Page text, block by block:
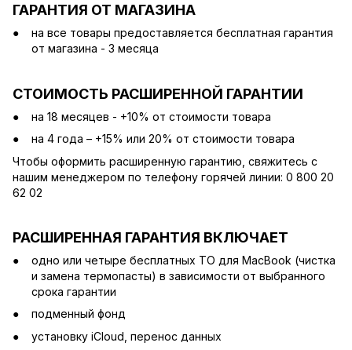
ГАРАНТИЯ ОТ МАГАЗИНА
на все товары предоставляется бесплатная гарантия
от магазина - 3 месяца
СТОИМОСТЬ РАСШИРЕННОЙ ГАРАНТИИ
на 18 месяцев - +10% от стоимости товара
на 4 года – +15% или 20% от стоимости товара
Чтобы оформить расширенную гарантию, свяжитесь с
нашим менеджером по телефону горячей линии: 0 800 20
62 02
РАСШИРЕННАЯ ГАРАНТИЯ ВКЛЮЧАЕТ
одно или четыре бесплатных ТО для MacBook (чистка
и замена термопасты) в зависимости от выбранного
срока гарантии
подменный фонд
установку iCloud, перенос данных